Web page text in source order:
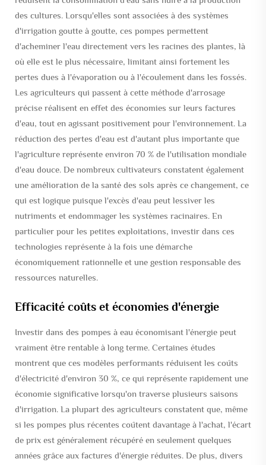
des cultures. Lorsqu'elles sont associées à des systèmes
d'irrigation goutte à goutte, ces pompes permettent
d'acheminer l'eau directement vers les racines des plantes, là
où elle est le plus nécessaire, limitant ainsi fortement les
pertes dues à l'évaporation ou à l'écoulement dans les fossés.
Les agriculteurs qui passent à cette méthode d'arrosage
précise réalisent en effet des économies sur leurs factures
d'eau, tout en agissant positivement pour l'environnement. La
réduction des pertes d'eau est d'autant plus importante que
l'agriculture représente environ 70 % de l'utilisation mondiale
d'eau douce. De nombreux cultivateurs constatent également
une amélioration de la santé des sols après ce changement, ce
qui est logique puisque l'excès d'eau peut lessiver les
nutriments et endommager les systèmes racinaires. En
particulier pour les petites exploitations, investir dans ces
technologies représente à la fois une démarche
économiquement rationnelle et une gestion responsable des
ressources naturelles.
Efficacité coûts et économies d'énergie
Investir dans des pompes à eau économisant l'énergie peut
vraiment être rentable à long terme. Certaines études
montrent que ces modèles performants réduisent les coûts
d'électricité d'environ 30 %, ce qui représente rapidement une
économie significative lorsqu'on traverse plusieurs saisons
d'irrigation. La plupart des agriculteurs constatent que, même
si les pompes plus récentes coûtent davantage à l'achat, l'écart
de prix est généralement récupéré en seulement quelques
années grâce aux factures d'énergie réduites. De plus, divers